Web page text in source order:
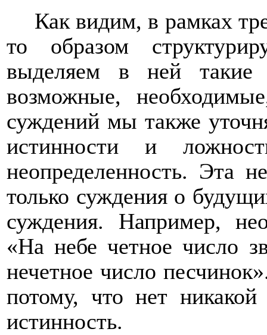
Как видим, в рамках
то образом
выделяем в ней такие
возможные,
суждений мы также
истинности и
неопределенность. Эта
только суждения о
суждения. Например,
«На небе четное число
нечетное число
потому, что нет
истинность.